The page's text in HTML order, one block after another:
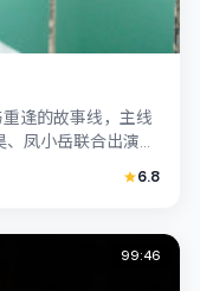
逢的故事线，主线
凤小岳联合出演；
6.8
99:46